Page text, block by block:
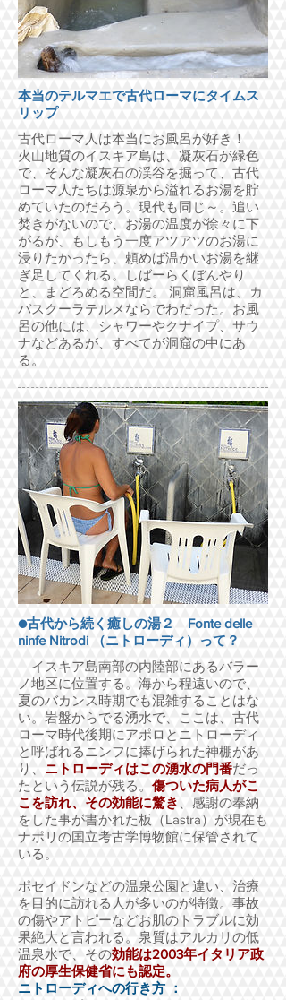
本当のテルマエで古代ローマにタイムス
リップ
古代ローマ人は本当にお風呂が好き！
火山地質のイスキア島は、凝灰石が緑色
で、そんな凝灰石の渓谷を掘って、古代
ローマ人たちは源泉から溢れるお湯を貯
めていたのだろう。現代も同じ～。 追い
焚きがないので、お湯の温度が徐々に下
がるが、もしもう一度アツアツのお湯に
浸りたかったら、頼めば温かいお湯を継
ぎ足してくれる。
しばーらくぼんやり
と、まどろめる空間だ。 洞窟風呂は、カ
バスクーラテルメならでわだった。お風
呂の他には、シャワーやクナイプ、サウ
ナなどあるが、すべてが洞窟の中にあ
る。
●古代から続く癒しの湯２ Fonte delle
ninfe Nitrodi （ニトローディ）って？
イスキア島南部の内陸部にあるバラー
ノ地区に位置する。海から程遠いので、
夏のバカンス時期でも混雑することはな
い。 岩盤からでる湧水で、ここは、古代
ローマ時代後期にアポロとニトローディ
と呼ばれるニンフに捧げられた神棚があ
り、 ニトローディはこの湧水の門番だっ
たという伝説が残る。傷ついた病人がこ
こを訪れ、その効能に驚き
、感謝の奉納
をした事が書かれた板（Lastra）が現在も
ナポリの国立考古学博物館に保管されて
いる。
ポセイドンなどの温泉公園と違い、治療
を目的に訪れる人が多いのが特徴。事故
の傷やアトピーなどお肌のトラブルに効
果絶大と言われる。泉質はアルカリの低
温泉水で、その効能は2003年イタリア政
府の厚生保健省にも認定。
ニトローディへの行き方 ：